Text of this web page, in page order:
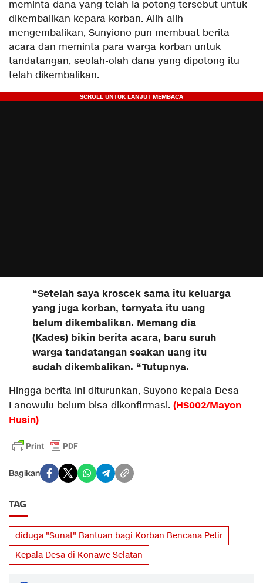
meminta dana yang telah Ia potong tersebut untuk
dikembalikan kepara korban. Alih-alih
mengembalikan, Sunyiono pun membuat berita
acara dan meminta para warga korban untuk
tandatangan, seolah-olah dana yang dipotong itu
telah dikembalikan.
“Setelah saya kroscek sama itu keluarga
yang juga korban, ternyata itu uang
belum dikembalikan. Memang dia
(Kades) bikin berita acara, baru suruh
warga tandatangan seakan uang itu
sudah dikembalikan. “Tutupnya.
Hingga berita ini diturunkan, Suyono kepala Desa
Lanowulu belum bisa dikonfirmasi. (HS002/Mayon
Husin)
Bagikan
TAG
diduga "Sunat" Bantuan bagi Korban Bencana Petir
Kepala Desa di Konawe Selatan